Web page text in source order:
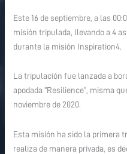
Este 16 de septiembre, a las
misión tripulada, llevando a 4
durante la misión Inspiration4.
La tripulación fue lanzada a
apodada “Resilience”, misma
noviembre de 2020.
Esta misión ha sido la primera
realiza de manera privada, es
|
Inspiration4
|
Inspiration4